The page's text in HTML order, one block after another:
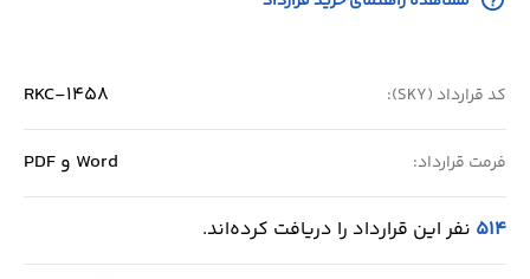
کد قرارداد (SKY): RKC-1458
فرمت قرارداد: Word و PDF
514 نفر این قرارداد را دریافت کرده‌اند.